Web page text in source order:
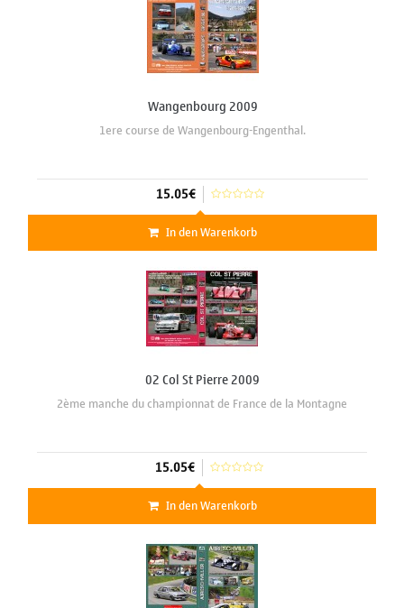
Wangenbourg 2009
1ere course de Wangenbourg-Engenthal.
15.05€
In den Warenkorb
02 Col St Pierre 2009
2ème manche du championnat de France de la Montagne
15.05€
In den Warenkorb